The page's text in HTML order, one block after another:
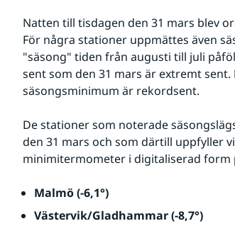
Natten till tisdagen den 31 mars blev
För några stationer uppmättes även
"säsong" tiden från augusti till juli
sent som den 31 mars är extremt
säsongsminimum är rekordsent.
De stationer som noterade
den 31 mars och som därtill uppfyller
minimitermometer i digitaliserad form
Malmö (-6,1°)
Västervik/Gladhammar (-8,7°)